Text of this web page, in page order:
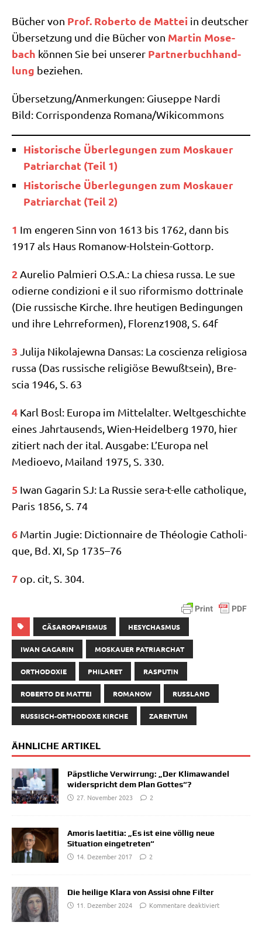
Bücher von Prof. Rober­to de Mat­tei in deut­scher
Über­set­zung und die Bücher von Mar­tin Mose­
bach kön­nen Sie bei unse­rer Part­ner­buch­hand­
lung beziehen.
Übersetzung/​Anmerkungen: Giu­sep­pe Nar­di
Bild: Cor­ri­spon­den­za Romana/​Wikicommons
Histo­ri­sche Über­le­gun­gen zum Mos­kau­er
Patri­ar­chat (Teil 1)
Histo­ri­sche Über­le­gun­gen zum Mos­kau­er
Patri­ar­chat (Teil 2)
1 Im enge­ren Sinn von 1613 bis 1762, dann bis
1917 als Haus Romanow-Holstein-Gottorp.
2 Aure­lio Pal­mie­ri O.S.A.: La chie­sa rus­sa. Le sue
odier­ne con­di­zio­ni e il suo rif­or­mis­mo dottri­na­le
(Die rus­si­sche Kir­che. Ihre heu­ti­gen Bedin­gun­gen
und ihre Lehr­re­for­men), Florenz1908, S. 64f
3 Juli­ja Niko­la­jew­na Dan­sas: La cosci­en­za reli­gio­sa
rus­sa (Das rus­si­sche reli­giö­se Bewußt­sein), Bre­
scia 1946, S. 63
4 Karl Bosl: Euro­pa im Mit­tel­al­ter. Welt­ge­schich­te
eines Jahr­tau­sends, Wien-Hei­del­berg 1970, hier
zitiert nach der ital. Aus­ga­be: L’Europa nel
Medioevo, Mai­land 1975, S. 330.
5 Iwan Gaga­rin SJ: La Rus­sie sera-t-elle catho­li­que,
Paris 1856, S. 74
6 Mar­tin Jugie: Dic­tion­n­aire de Théo­lo­gie Catho­li­
que, Bd. XI, Sp 1735–76
7 op. cit, S. 304.
CÄSAROPAPISMUS HESYCHASMUS
IWAN GAGARIN MOSKAUER PATRIARCHAT
ORTHODOXIE PHILARET RASPUTIN
ROBERTO DE MATTEI ROMANOW RUSSLAND
RUSSISCH-ORTHODOXE KIRCHE ZARENTUM
ÄHNLICHE ARTIKEL
Päpstliche Verwirrung: „Der Klimawandel
widerspricht dem Plan Gottes“?
27. November 2023
2
Amoris laetitia: „Es ist eine völlig neue
Situation eingetreten“
14. Dezember 2017
2
Die heilige Klara von Assisi ohne Filter
11. Dezember 2024
Kommentare deaktiviert